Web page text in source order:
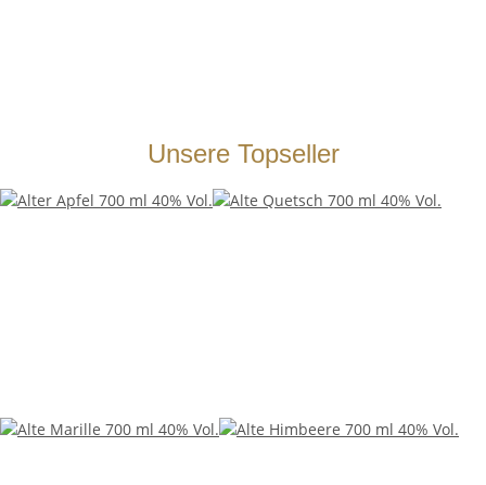
Unsere Topseller